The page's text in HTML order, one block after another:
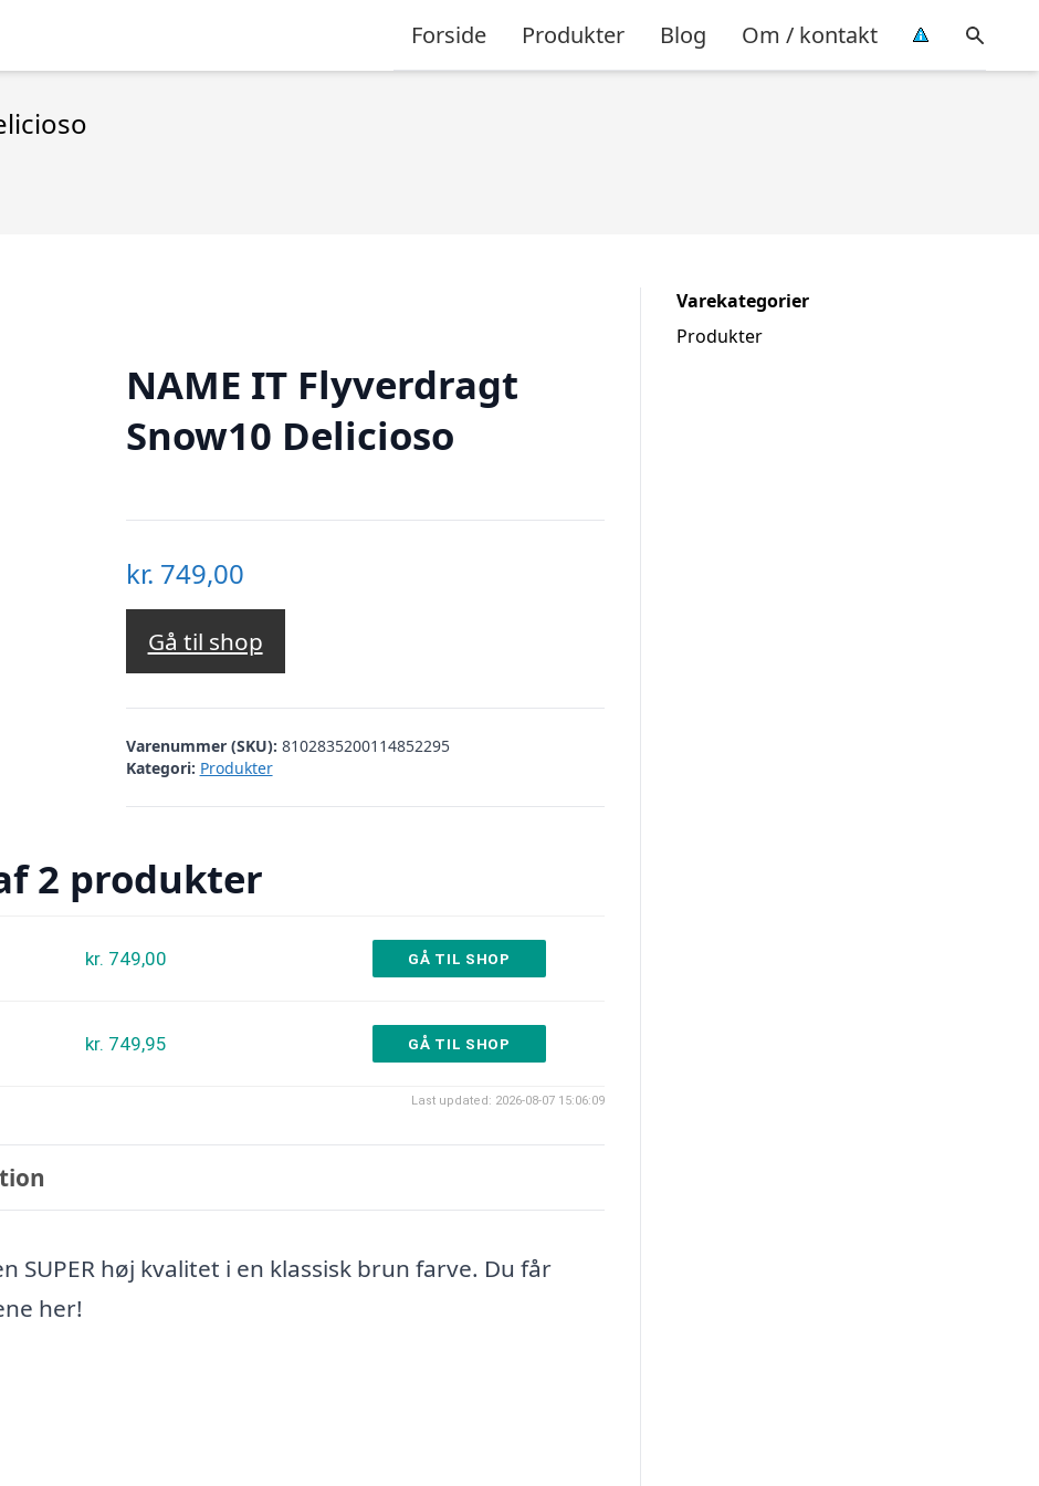
Forside Produkter Blog Om / kontakt
NAME IT Flyverdragt
Snow10 Delicioso
kr. 749,00
Gå til shop
Varenummer (SKU): 8102835200114852295
Kategori: Produkter
2 produkter
kr. 749,00 GÅ TIL SHOP
kr. 749,95 GÅ TIL SHOP
Last updated: 2026-08-07 15:06:09
SUPER høj kvalitet i en klassisk brun farve. Du får
her!
Varekategorier
Produkter